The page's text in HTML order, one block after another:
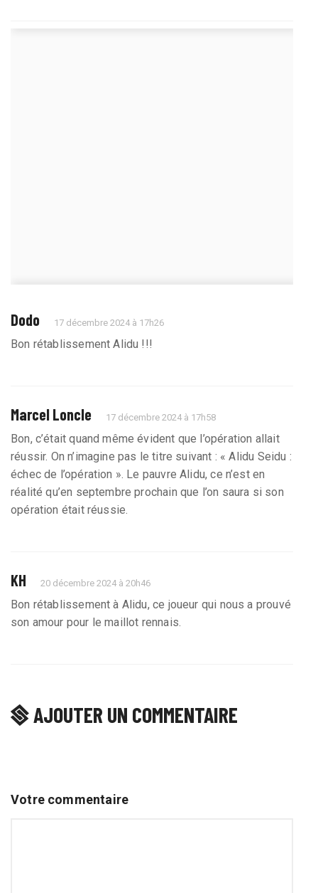
Dodo 17 décembre 2024 à 17h26
Bon rétablissement Alidu !!!
Marcel Loncle 17 décembre 2024 à 17h58
Bon, c’était quand même évident que l’opération allait
réussir. On n’imagine pas le titre suivant : « Alidu Seidu :
échec de l’opération ». Le pauvre Alidu, ce n’est en
réalité qu’en septembre prochain que l’on saura si son
opération était réussie.
KH 20 décembre 2024 à 20h46
Bon rétablissement à Alidu, ce joueur qui nous a prouvé
son amour pour le maillot rennais.
AJOUTER UN COMMENTAIRE
Votre commentaire